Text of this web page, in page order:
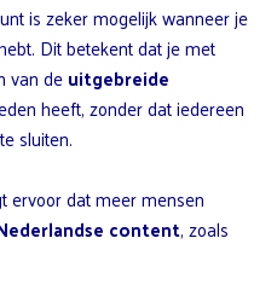
is zeker mogelijk wanneer je
Dit betekent dat je met
van deuitgebreide
heeft, zonder dat iedereen
sluiten.
ervoor dat meer mensen
content, zoals